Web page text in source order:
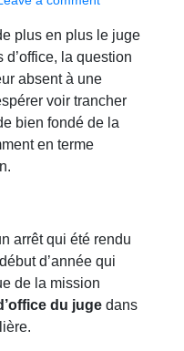
plus en plus le juge
la question
absent à une
voir trancher
bien fondé de la
en terme
arrêt qui été rendu
d’année qui
de la mission
du juge dans